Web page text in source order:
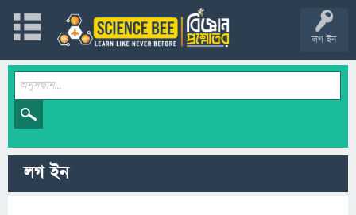
লগ ইন
লগ ইন